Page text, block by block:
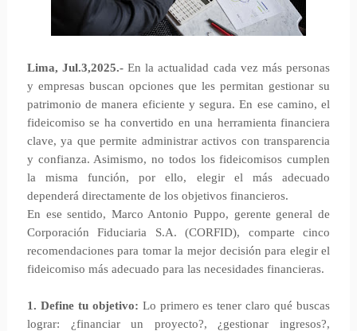
Lima, Jul.3,2025.- En la actualidad cada vez más personas
y empresas buscan opciones que les permitan gestionar su
patrimonio de manera eficiente y segura. En ese camino, el
fideicomiso se ha convertido en una herramienta financiera
clave, ya que permite administrar activos con transparencia
y confianza. Asimismo, no todos los fideicomisos cumplen
la misma función, por ello, elegir el más adecuado
dependerá directamente de los objetivos financieros.
En ese sentido, Marco Antonio Puppo, gerente general de
Corporación Fiduciaria S.A. (CORFID), comparte cinco
recomendaciones para tomar la mejor decisión para elegir el
fideicomiso más adecuado para las necesidades financieras.
1. Define tu objetivo: Lo primero es tener claro qué buscas
lograr: ¿financiar un proyecto?, ¿gestionar ingresos?,